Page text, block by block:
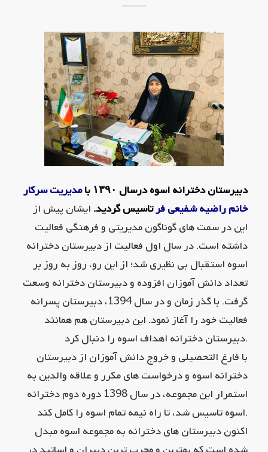
دبیرستان دخترانه اسوه درسال ۱۳۹۰ با
مدیریت سرکار
خانم راضیه شفیعی فرتاسیس گردید. ایشان پیش از
این در سمت های گوناگون مدیریتی و فرهنگی فعالیت
داشته است. در سال اول فعالیت از دبیرستان دخترانه
اسوه استقبال بی نظیری شد؛ از این رو، روز به روز بر
تعداد دانش آموزان افزوده و دبیرستان دخترانه وسعت
گرفت. با گذر زمان و در سال 1394، دبیرستان پسرانه
فعالیت خود را آغاز نمود. این دبیرستان هم همانند
دبیرستان دخترانه اهداف اسوه را دنبال کرد.
با فارغ التحصیلی و خروج دانش آموزان از دبیرستان
دخترانه اسوه و درخواست های مکرر و علاقه والدین به
استمرار این مجموعه، در سال 1398 دوره دوم دخترانه
اسوه تاسیس شد، تا راه نیمه تمام اسوه را کامل کند.
اکنون دبیرستان های دخترانه به مجموعه اسوه مبدل